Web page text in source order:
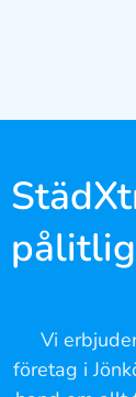
Vi
företag i